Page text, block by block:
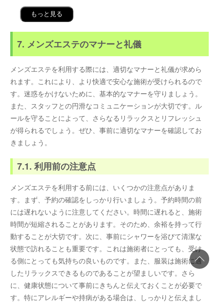
もっと見る
7. メンズエステのマナーと礼儀
メンズエステを利用する際には、適切なマナーと礼儀が求めら
れます。これにより、より快適で安心な施術が受けられるので
す。迷惑をかけないために、基本的なマナーを守りましょう。
また、スタッフとの円滑なコミュニケーションが大切です。ル
ールを守ることによって、さらなるリラックスとリフレッシュ
が得られるでしょう。ぜひ、事前に適切なマナーを確認してお
きましょう。
7.1. 利用前の注意点
メンズエステを利用する前には、いくつかの注意点がありま
す。まず、予約の確認をしっかり行いましょう。予約時間の前
には遅れないように注意してください。時間に遅れると、施術
時間が短縮されることがあります。そのため、余裕を持って行
動することが大切です。次に、事前にシャワーを浴びて清潔な
状態で訪れることも重要です。これは施術者にとっても、受け
る側にとっても気持ちの良いものです。また、服装は施術に適
したリラックスできるものであることが望ましいです。さら
に、健康状態について事前にきちんと伝えておくことが必要で
す。特にアレルギーや持病がある場合は、しっかりと伝えまし